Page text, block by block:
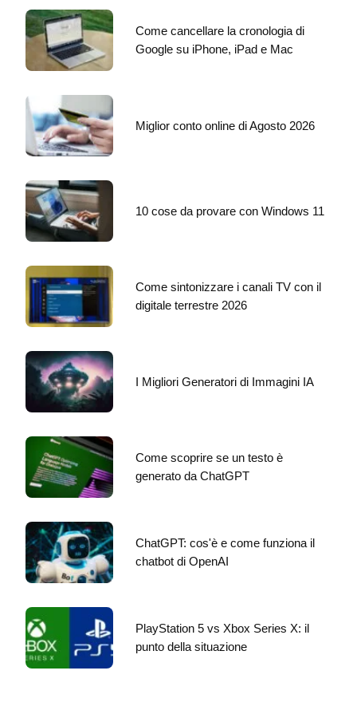
Come cancellare la cronologia di
Google su iPhone, iPad e Mac
Miglior conto online di Agosto 2026
10 cose da provare con Windows 11
Come sintonizzare i canali TV con il
digitale terrestre 2026
I Migliori Generatori di Immagini IA
Come scoprire se un testo è
generato da ChatGPT
ChatGPT: cos'è e come funziona il
chatbot di OpenAI
PlayStation 5 vs Xbox Series X: il
punto della situazione